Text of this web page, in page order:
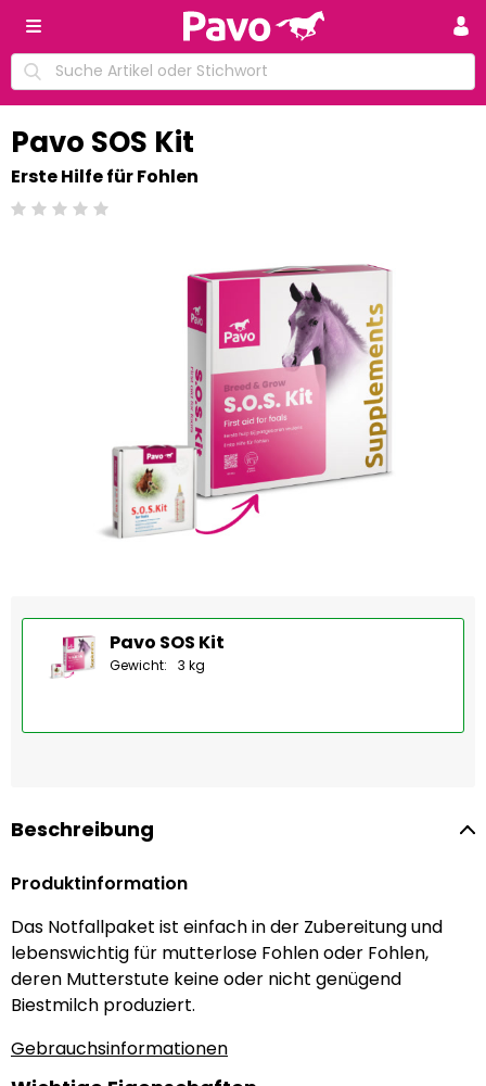
Pavo SOS Kit
Erste Hilfe für Fohlen
Beoordeling: 0/5
Pavo SOS Kit
Gewicht: 3 kg
Beschreibung
Produktinformation
Das Notfallpaket ist einfach in der Zubereitung und
lebenswichtig für mutterlose Fohlen oder Fohlen,
deren Mutterstute keine oder nicht genügend
Biestmilch produziert.
Gebrauchsinformationen